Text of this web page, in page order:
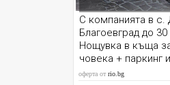
С компанията в с.
Благоевград до
Нощувка в къща
човека + паркинг
барбекю, от
оферта отrio.bg